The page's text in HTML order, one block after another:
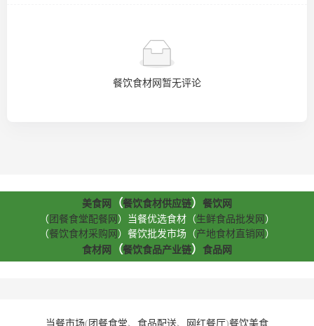
餐饮食材网暂无评论
美食网 （餐饮食材供应链）
餐饮网
（ 团餐食堂配餐网 ）当餐优选食材（生鲜食品批发网 ）
（餐饮食材采购网 ）餐饮批发市场（产地食材直销网 ）
食材网
（餐饮食品产业链） 食品网
当餐市场( 团餐食堂、 食品配送、 网红餐厅)餐饮美食